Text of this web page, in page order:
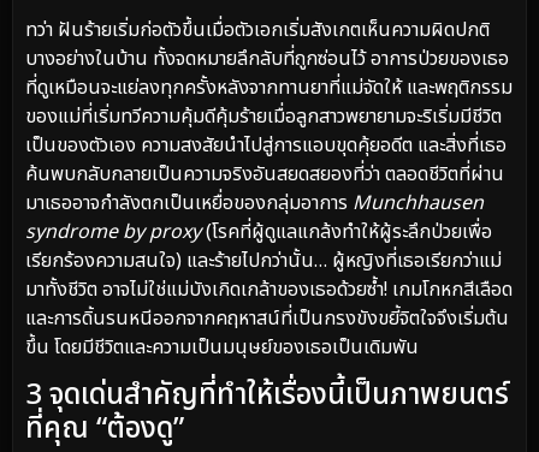
ทว่า ฝันร้ายเริ่มก่อตัวขึ้นเมื่อตัวเอกเริ่มสังเกตเห็นความผิดปกติ
บางอย่างในบ้าน ทั้งจดหมายลึกลับที่ถูกซ่อนไว้ อาการป่วยของเธอ
ที่ดูเหมือนจะแย่ลงทุกครั้งหลังจากทานยาที่แม่จัดให้ และพฤติกรรม
ของแม่ที่เริ่มทวีความคุ้มดีคุ้มร้ายเมื่อลูกสาวพยายามจะริเริ่มมีชีวิต
เป็นของตัวเอง ความสงสัยนำไปสู่การแอบขุดคุ้ยอดีต และสิ่งที่เธอ
ค้นพบกลับกลายเป็นความจริงอันสยดสยองที่ว่า ตลอดชีวิตที่ผ่าน
มาเธออาจกำลังตกเป็นเหยื่อของกลุ่มอาการ Munchhausen
syndrome by proxy(โรคที่ผู้ดูแลแกล้งทำให้ผู้ระลึกป่วยเพื่อ
เรียกร้องความสนใจ) และร้ายไปกว่านั้น… ผู้หญิงที่เธอเรียกว่าแม่
มาทั้งชีวิต อาจไม่ใช่แม่บังเกิดเกล้าของเธอด้วยซ้ำ! เกมโกหกสีเลือด
และการดิ้นรนหนีออกจากคฤหาสน์ที่เป็นกรงขังขยี้จิตใจจึงเริ่มต้น
ขึ้น โดยมีชีวิตและความเป็นมนุษย์ของเธอเป็นเดิมพัน
3 จุดเด่นสำคัญที่ทำให้เรื่องนี้เป็นภาพยนตร์
ที่คุณ “ต้องดู”